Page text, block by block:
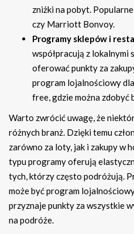
zniżki na pobyt.
czy Marriott Bonvoy.
Programy sklepów i
współpracują z lokalnymi
oferować punkty za
program lojalnościowy
free, gdzie można zdobyć
Warto zwrócić uwagę, że
różnych branż. Dzięki temu
zarówno za loty, jak i zakupy w
typu programy oferują
tych, którzy często podróżują.
może być program
przyznaje punkty za wszystkie
na podróże.